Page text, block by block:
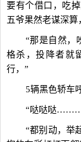
要有个借口，吃
五爷果然老谋深算
“那是自然，
格杀，投降者就
行，”
5辆黑色轿
“哒哒哒
“都别动，举